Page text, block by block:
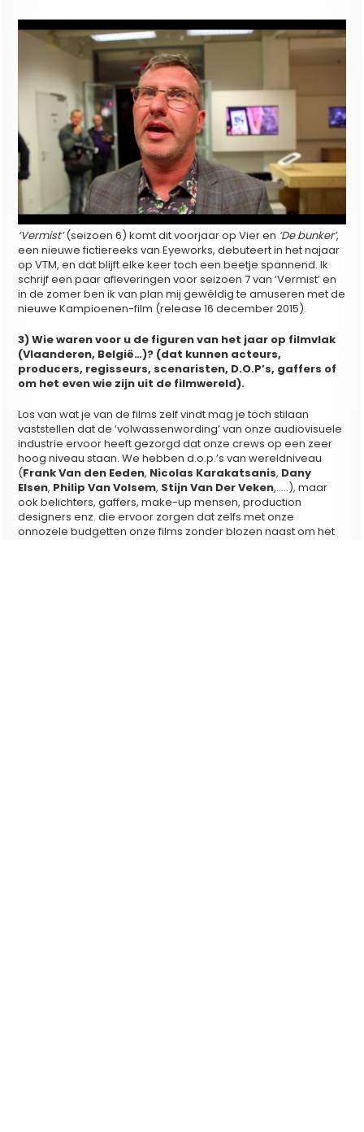
‘Vermist’(seizoen 6) komt dit voorjaar op Vier en ‘De bunker’,
een nieuwe fictiereeks van Eyeworks, debuteert in het najaar
op VTM, en dat blijft elke keer toch een beetje spannend. Ik
schrijf een paar afleveringen voor seizoen 7 van ‘Vermist’ en
in de zomer ben ik van plan mij gewéldig te amuseren met de
nieuwe Kampioenen-film (release 16 december 2015).
3) Wie waren voor u de figuren van het jaar op filmvlak
(Vlaanderen, België…)? (dat kunnen acteurs,
producers, regisseurs, scenaristen, D.O.P’s, gaffers of
om het even wie zijn uit de filmwereld).
Los van wat je van de films zelf vindt mag je toch stilaan
vaststellen dat de ‘volwassenwording’ van onze audiovisuele
industrie ervoor heeft gezorgd dat onze crews op een zeer
hoog niveau staan. We hebben d.o.p.’s van wereldniveau
(Frank Van den Eeden, Nicolas Karakatsanis, Dany
Elsen, Philip Van Volsem, Stijn Van Der Veken,…..), maar
ook belichters, gaffers, make-up mensen, production
designers enz. die ervoor zorgen dat zelfs met onze
onnozele budgetten onze films zonder blozen naast om het